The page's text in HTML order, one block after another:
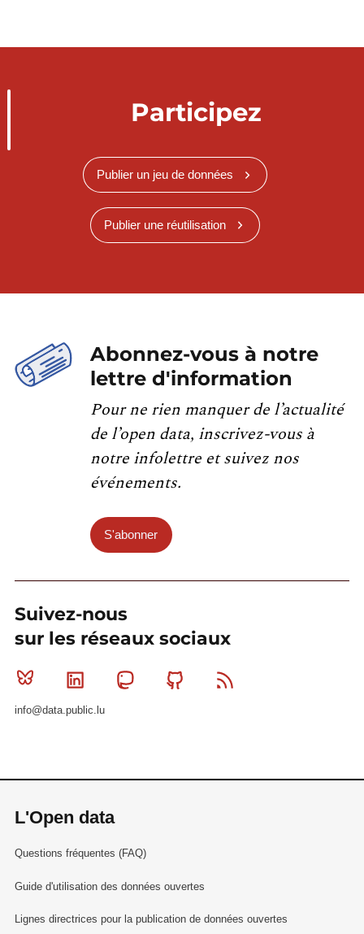
Participez
Publier un jeu de données
Publier une réutilisation
Abonnez-vous à notre
lettre d'information
Pour ne rien manquer de l’actualité
de l’open data, inscrivez-vous à
notre infolettre et suivez nos
événements.
S'abonner
Suivez-nous
sur les réseaux sociaux
Bluesky Linkedin MastodonGithub
info@data.public.lu
L'Open data
Questions fréquentes (FAQ)
Guide d'utilisation des données ouvertes
Lignes directrices pour la publication de données ouvertes